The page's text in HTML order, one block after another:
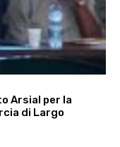
Arsial per la
di Largo